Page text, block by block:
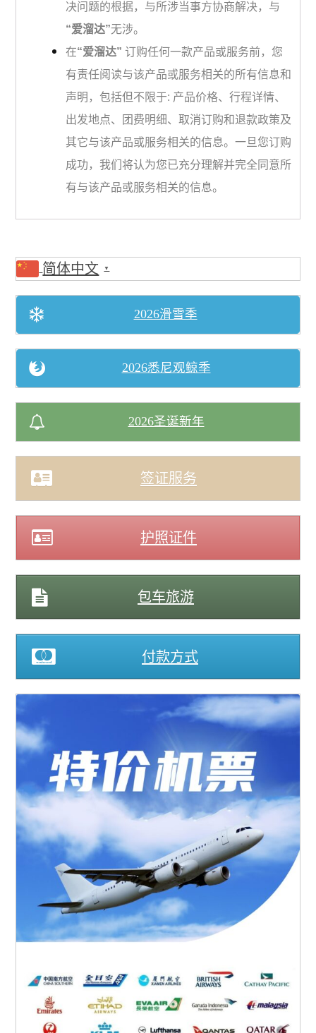
决问题的根据，与所涉当事方协商解决，与
“爱溜达”无涉。
在“爱溜达” 订购任何一款产品或服务前，您
有责任阅读与该产品或服务相关的所有信息和
声明，包括但不限于: 产品价格、行程详情、
出发地点、团费明细、取消订购和退款政策及
其它与该产品或服务相关的信息。一旦您订购
成功，我们将认为您已充分理解并完全同意所
有与该产品或服务相关的信息。
简体中文 ▼
2026滑雪季
2026悉尼观鲸季
2026圣诞新年
签证服务
护照证件
包车旅游
付款方式